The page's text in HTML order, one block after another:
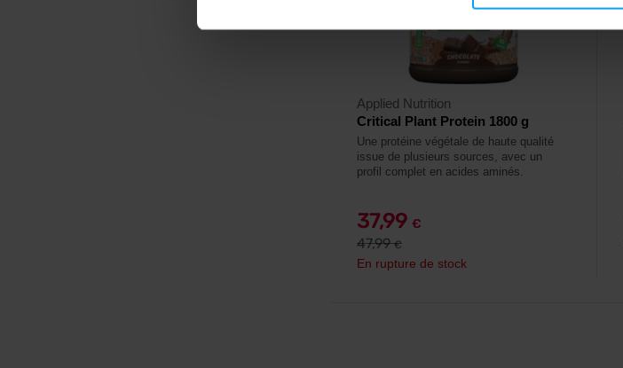
Applied Nutrition
Critical Plant Protein 1800 g
Une protéine végétale de haute qualité
issue de plusieurs sources, avec un
profil complet en acides aminés.
37,99 €
47,99€
En rupture de stock